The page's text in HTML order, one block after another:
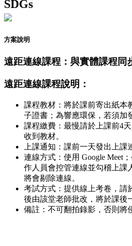
SDGs
方案說明
遠距連線課程：與實體課程同
遠距連線課程說明：
課程教材：將於課前寄出紙本
子證書；為響應環保，若須加
課程繳費：最慢請於上課前4
收到教材。
上課通知：課前一天發出上課
連線方式：使用 Google Meet
作人員會控管連線並勾稽上課
將會剔除連線。
考試方式：提供線上考卷，請
後由該堂老師批改，將於課後
備註：不可翻拍錄影，否則將